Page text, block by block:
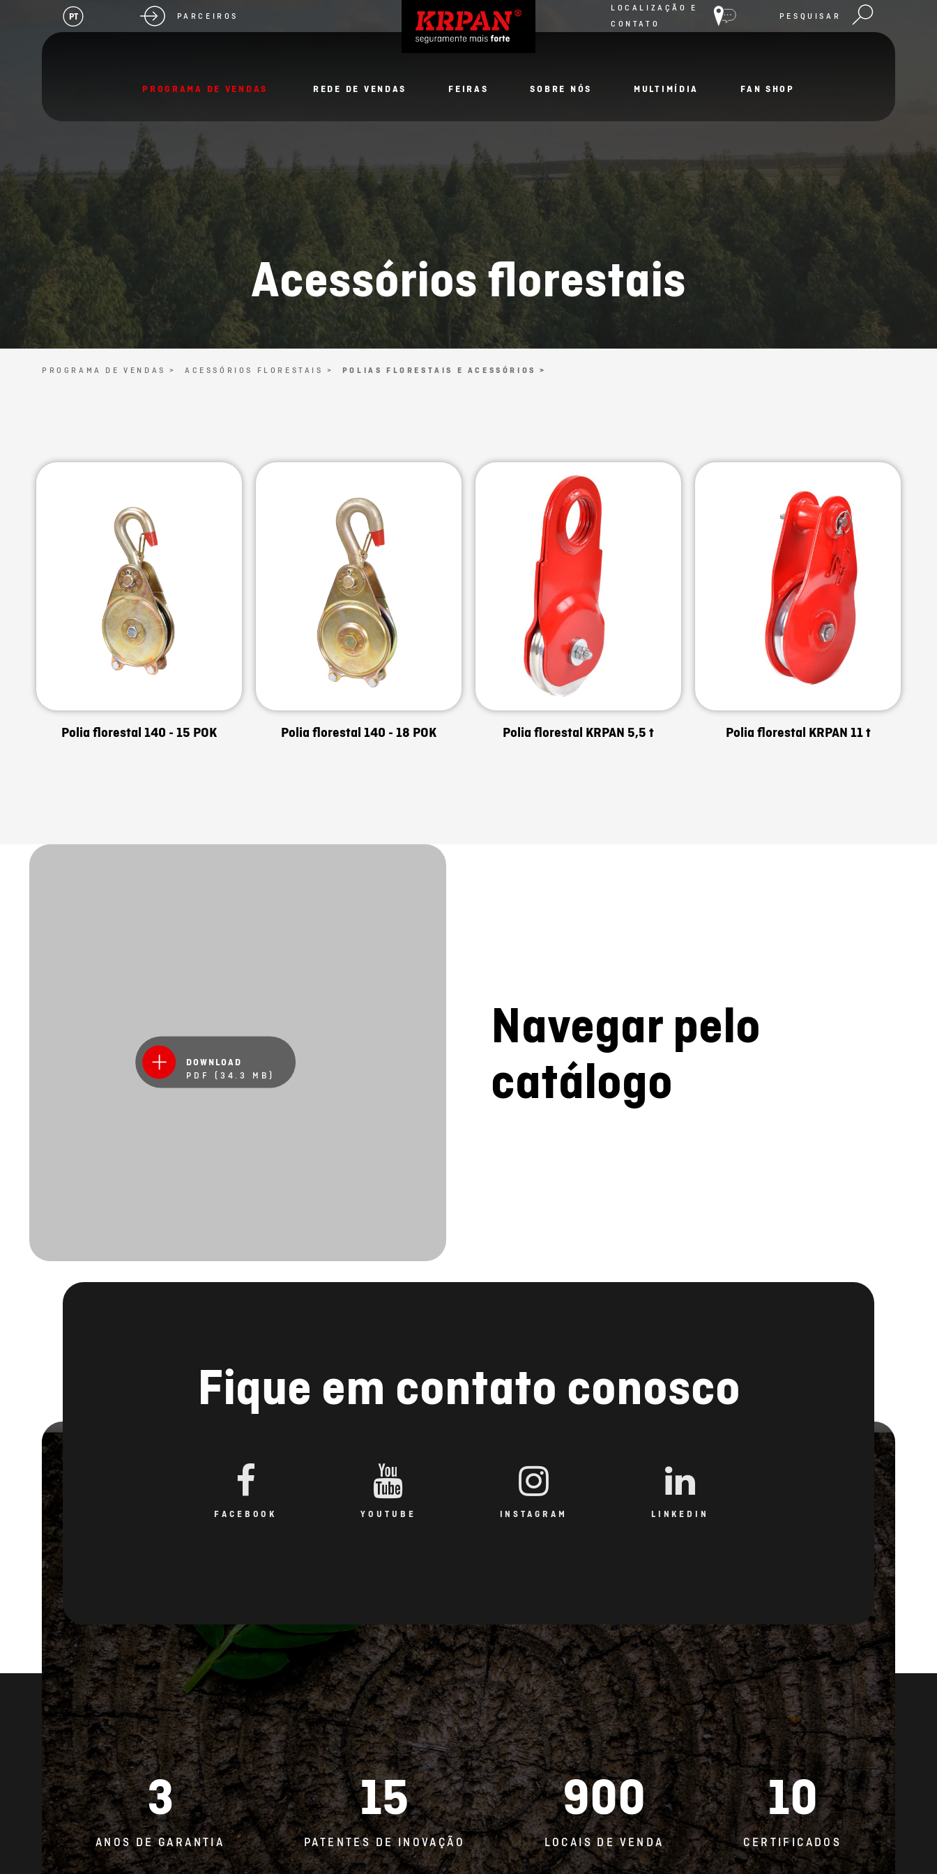
PT PARCEIROS
LOCALIZAÇÃO E
CONTATO
PESQUISAR
PROGRAMA DE VENDAS REDE DE VENDAS FEIRAS SOBRE NÓS MULTIMÍDIA FAN SHOP
Acessórios florestais
PROGRAMA DE VENDAS > ACESSÓRIOS FLORESTAIS > POLIAS FLORESTAIS E ACESSÓRIOS >
Polia florestal 140 - 15 POK Polia florestal 140 - 18 POK Polia florestal KRPAN 5,5 t Polia florestal KRPAN 11 t
catálogo
Fique em contato conosco
3
ANOS DE GARANTIA
15
PATENTES DE INOVAÇÃO
900
LOCAIS DE VENDA
10
CERTIFICADOS